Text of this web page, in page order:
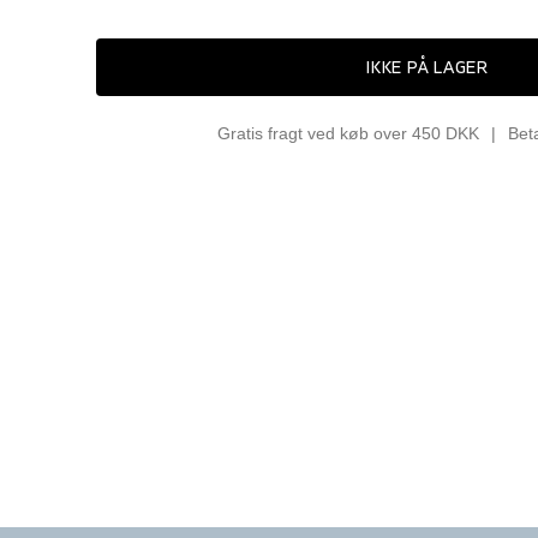
IKKE PÅ LAGER
Gratis fragt ved køb over 450 DKK